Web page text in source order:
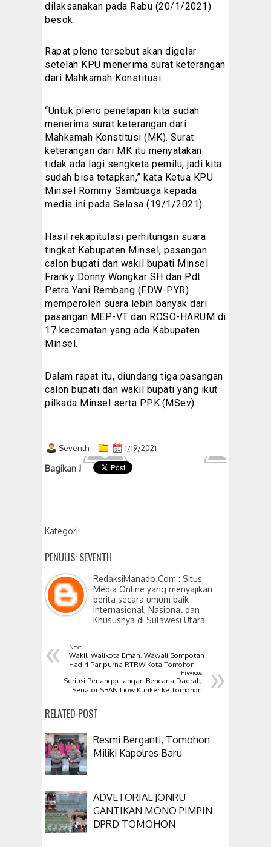
dilaksanakan pada Rabu (20/1/2021)
besok.
Rapat pleno tersebut akan digelar
setelah KPU menerima surat keterangan
dari Mahkamah Konstitusi.
“Untuk pleno penetapan kita sudah
menerima surat keterangan dari
Mahkamah Konstitusi (MK). Surat
keterangan dari MK itu menyatakan
tidak ada lagi sengketa pemilu, jadi kita
sudah bisa tetapkan,” kata Ketua KPU
Minsel Rommy Sambuaga kepada
media ini pada Selasa (19/1/2021).
Hasil rekapitulasi perhitungan suara
tingkat Kabupaten Minsel, pasangan
calon bupati dan wakil bupati Minsel
Franky Donny Wongkar SH dan Pdt
Petra Yani Rembang (FDW-PYR)
memperoleh suara lebih banyak dari
pasangan MEP-VT dan ROSO-HARUM di
17 kecamatan yang ada Kabupaten
Minsel.
Dalam rapat itu, diundang tiga pasangan
calon bupati dan wakil bupati yang ikut
pilkada Minsel serta PPK.(MSev)
Seventh 1/19/2021
Bagikan !
Kategori:
PENULIS: SEVENTH
RedaksiManado.Com : Situs
Media Online yang menyajikan
berita secara umum baik
Internasional, Nasional dan
Khususnya di Sulawesi Utara
« Next
Wakili Walikota Eman, Wawali Sompotan
Hadiri Paripurna RTRW Kota Tomohon
»
Previous
Seriusi Penanggulangan Bencana Daerah,
Senator SBAN Liow Kunker ke Tomohon
RELATED POST
Resmi Berganti, Tomohon
Miliki Kapolres Baru
ADVETORIAL JONRU
GANTIKAN MONO PIMPIN
DPRD TOMOHON